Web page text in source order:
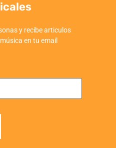
y recibe articulos
en tu email